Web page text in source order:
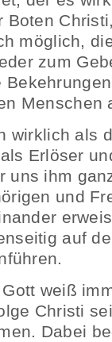
Boten
möglich,
zum
Menschen
wirklich als
Erlöser
uns ihm
und
auf
weiß
Christi
Dabei